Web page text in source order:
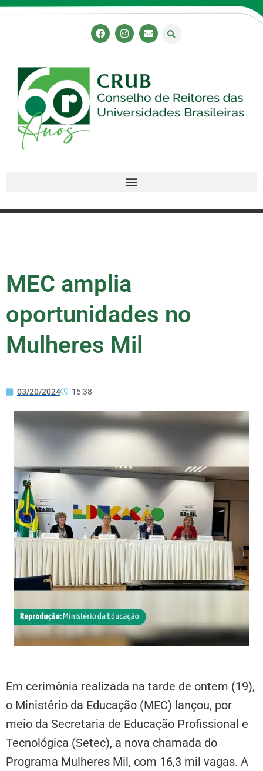
MEC amplia
oportunidades no
Mulheres Mil
03/20/2024 15:38
Em cerimônia realizada na tarde de ontem (19),
o Ministério da Educação (MEC) lançou, por
meio da Secretaria de Educação Profissional e
Tecnológica (Setec), a nova chamada do
Programa Mulheres Mil, com 16,3 mil vagas. A